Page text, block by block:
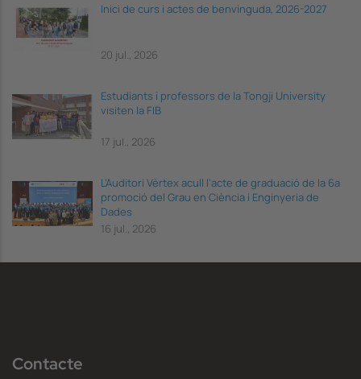
Inici de curs i actes de benvinguda, 2026-2027
20 jul., 2026
Estudiants i professors de la Tongji University
visiten la FIB
17 jul., 2026
L’Auditori Vèrtex acull l’acte de graduació de la 6a
promoció del Grau en Ciència i Enginyeria de
Dades
16 jul., 2026
Contacte